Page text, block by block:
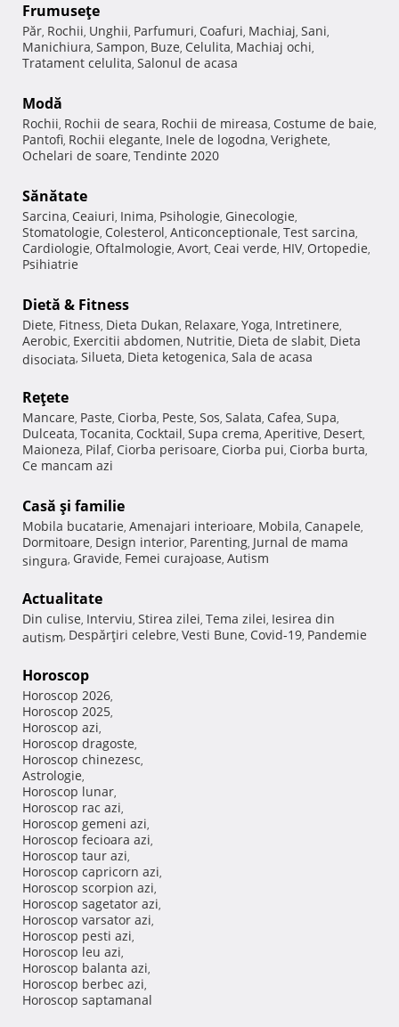
Frumuseţe
Păr, Rochii, Unghii, Parfumuri, Coafuri, Machiaj, Sani,
Manichiura, Sampon, Buze, Celulita, Machiaj ochi,
Tratament celulita, Salonul de acasa
Modă
Rochii, Rochii de seara, Rochii de mireasa, Costume de baie,
Pantofi, Rochii elegante, Inele de logodna, Verighete,
Ochelari de soare, Tendinte 2020
Sănătate
Sarcina, Ceaiuri, Inima, Psihologie, Ginecologie,
Stomatologie, Colesterol, Anticonceptionale, Test sarcina,
Cardiologie, Oftalmologie, Avort, Ceai verde, HIV, Ortopedie,
Psihiatrie
Dietă & Fitness
Diete, Fitness, Dieta Dukan, Relaxare, Yoga, Intretinere,
Aerobic, Exercitii abdomen, Nutritie, Dieta de slabit, Dieta
disociata, Silueta, Dieta ketogenica, Sala de acasa
Reţete
Mancare, Paste, Ciorba, Peste, Sos, Salata, Cafea, Supa,
Dulceata, Tocanita, Cocktail, Supa crema, Aperitive, Desert,
Maioneza, Pilaf, Ciorba perisoare, Ciorba pui, Ciorba burta,
Ce mancam azi
Casă şi familie
Mobila bucatarie, Amenajari interioare, Mobila, Canapele,
Dormitoare, Design interior, Parenting, Jurnal de mama
singura, Gravide, Femei curajoase, Autism
Actualitate
Din culise, Interviu, Stirea zilei, Tema zilei, Iesirea din
autism, Despărţiri celebre, Vesti Bune, Covid-19, Pandemie
Horoscop
Horoscop 2026,
Horoscop 2025,
Horoscop azi,
Horoscop dragoste,
Horoscop chinezesc,
Astrologie,
Horoscop lunar,
Horoscop rac azi,
Horoscop gemeni azi,
Horoscop fecioara azi,
Horoscop taur azi,
Horoscop capricorn azi,
Horoscop scorpion azi,
Horoscop sagetator azi,
Horoscop varsator azi,
Horoscop pesti azi,
Horoscop leu azi,
Horoscop balanta azi,
Horoscop berbec azi,
Horoscop saptamanal